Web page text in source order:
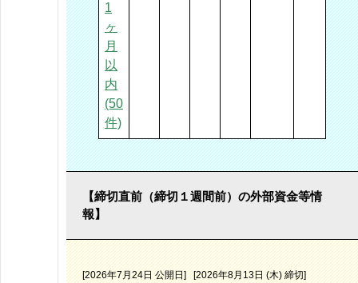
1
ヶ
月
以
内
(50
件)
【締切直前（締切１週間前）の外部資金等情
報】
[2026年7月24日 公開日] [2026年8月13日 (木) 締切]